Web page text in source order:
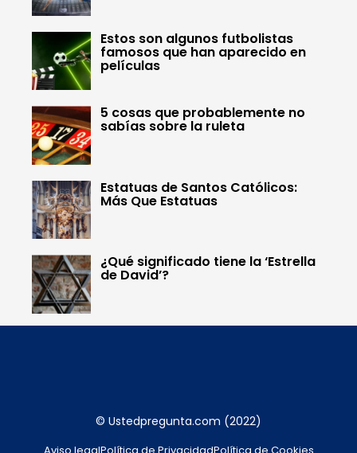
Estos son algunos futbolistas
famosos que han aparecido en
películas
5 cosas que probablemente no
sabías sobre la ruleta
Estatuas de Santos Católicos:
Más Que Estatuas
¿Qué significado tiene la ‘Estrella
de David’?
© Ustedpregunta.com (2022)